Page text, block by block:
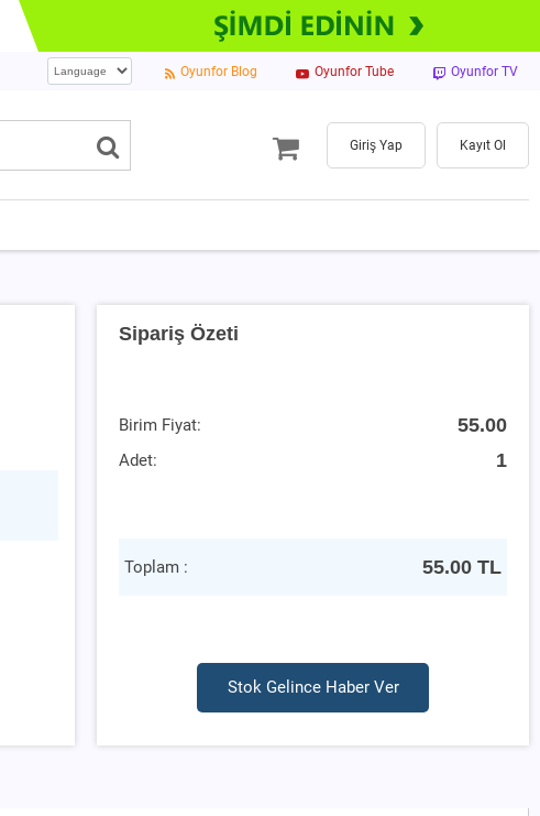
Oyunfor Blog Oyunfor Tube Oyunfor TV
Giriş Yap Kayıt Ol
Sipariş Özeti
Birim Fiyat: 55.00
Adet: 1
Toplam : 55.00 TL
Stok Gelince Haber Ver